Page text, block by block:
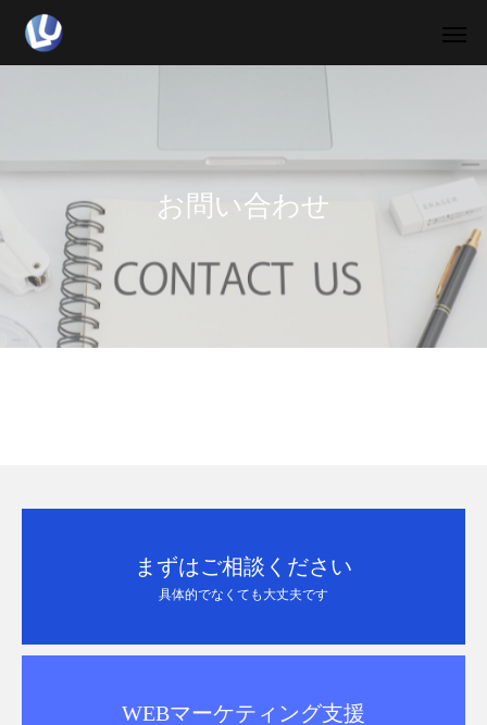
お問い合わせ
まずはご相談ください
具体的でなくても大丈夫です
WEBマーケティング支援